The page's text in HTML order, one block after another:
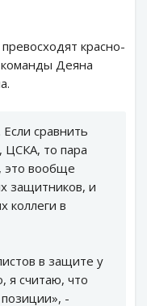
красно-
команды Деяна
сравнить
ЦСКА, то пара
это вообще
защитников, и
коллеги в
в защите у
я считаю, что
-